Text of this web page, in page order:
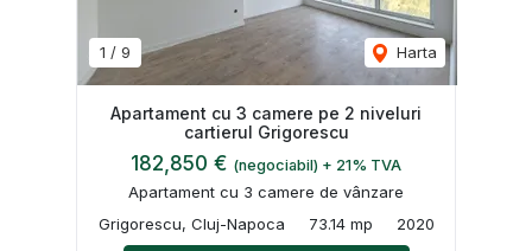
1 / 9 Harta
Apartament cu 3 camere pe 2 niveluri
cartierul Grigorescu
182,850 € (negociabil) + 21% TVA
Apartament cu 3 camere de vânzare
Grigorescu, Cluj-Napoca
73.14 mp 2020